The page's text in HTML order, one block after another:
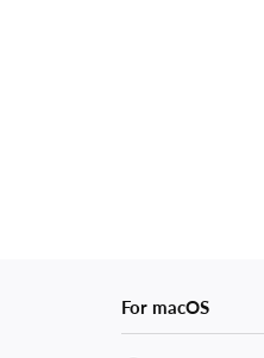
For macOS